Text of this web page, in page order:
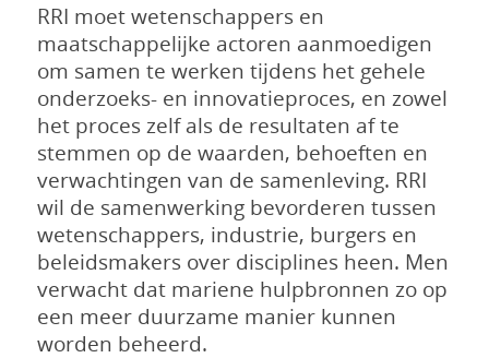
RRI moet wetenschappers en
maatschappelijke actoren aanmoedigen
om samen te werken tijdens het gehele
onderzoeks- en innovatieproces, en zowel
het proces zelf als de resultaten af te
stemmen op de waarden, behoeften en
verwachtingen van de samenleving. RRI
wil de samenwerking bevorderen tussen
wetenschappers, industrie, burgers en
beleidsmakers over disciplines heen. Men
verwacht dat mariene hulpbronnen zo op
een meer duurzame manier kunnen
worden beheerd.